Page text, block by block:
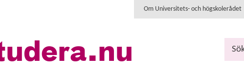
Om Universitets- och högskolerådet